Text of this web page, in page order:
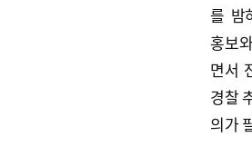
를 밤
홍보
면서
경찰
의가